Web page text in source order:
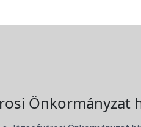
Önkormányzat